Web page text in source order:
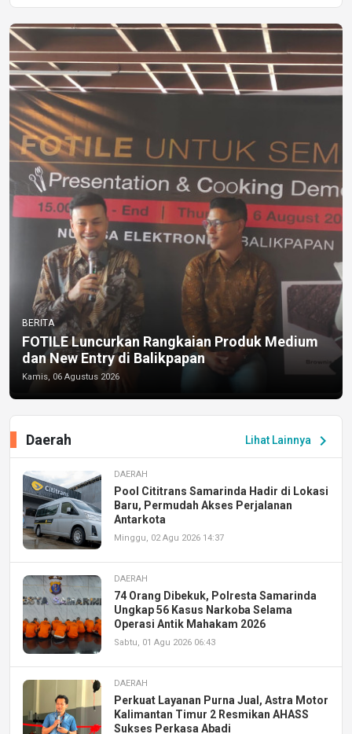
BERITA
FOTILE Luncurkan Rangkaian Produk Medium
dan New Entry di Balikpapan
Kamis, 06 Agustus 2026
Lihat Lainnya chevron_right
Daerah
DAERAH
Pool Cititrans Samarinda Hadir di Lokasi
Baru, Permudah Akses Perjalanan
Antarkota
Minggu, 02 Agu 2026 14:37
DAERAH
74 Orang Dibekuk, Polresta Samarinda
Ungkap 56 Kasus Narkoba Selama
Operasi Antik Mahakam 2026
Sabtu, 01 Agu 2026 06:43
DAERAH
Perkuat Layanan Purna Jual, Astra Motor
Kalimantan Timur 2 Resmikan AHASS
Sukses Perkasa Abadi